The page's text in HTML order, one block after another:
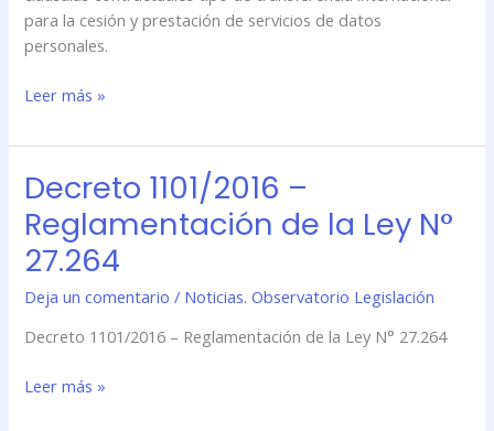
para la cesión y prestación de servicios de datos
personales.
tipo
de
internacional
la
y
prestación
de
servicios
de
personales
Leer más »
Decreto 1101/2016 –
Reglamentación de la Ley N°
27.264
Deja un comentario / Noticias. Observatorio Legislación
Decreto 1101/2016 – Reglamentación de la Ley N° 27.264
Decreto
–
Reglamentación
la
Ley
27.264
Leer más »